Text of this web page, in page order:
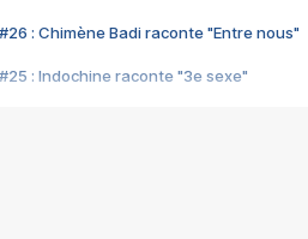
#26 : Chimène Badi raconte "Entre nous"
#25 : Indochine raconte "3e sexe"